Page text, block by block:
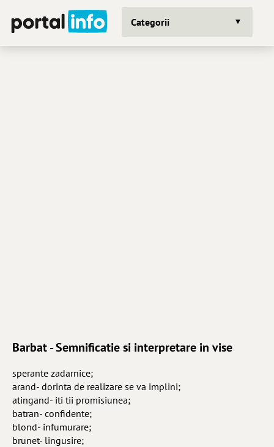
Categorii
Barbat - Semnificatie si interpretare in vise
sperante zadarnice;
arand- dorinta de realizare se va implini;
atingand- iti tii promisiunea;
batran- confidente;
blond- infumurare;
brunet- lingusire;